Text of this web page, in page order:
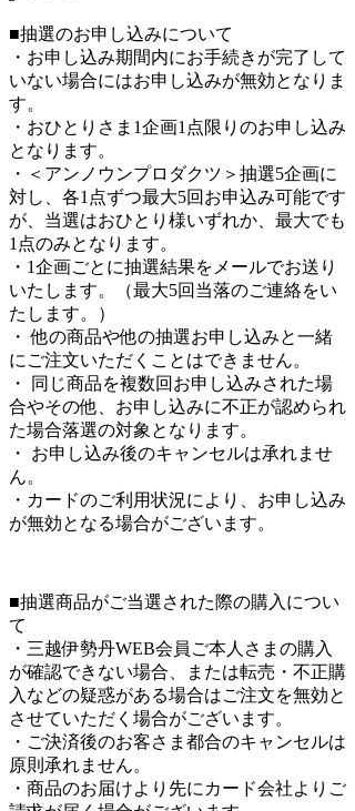
■抽選のお申し込みについて
・お申し込み期間内にお手続きが完了して
いない場合にはお申し込みが無効となりま
す。
・おひとりさま1企画1点限りのお申し込み
となります。
・＜アンノウンプロダクツ＞抽選5企画に
対し、各1点ずつ最大5回お申込み可能です
が、当選はおひとり様いずれか、最大でも
1点のみとなります。
・1企画ごとに抽選結果をメールでお送り
いたします。（最大5回当落のご連絡をい
たします。）
・ 他の商品や他の抽選お申し込みと一緒
にご注文いただくことはできません。
・ 同じ商品を複数回お申し込みされた場
合やその他、お申し込みに不正が認められ
た場合落選の対象となります。
・ お申し込み後のキャンセルは承れませ
ん。
・カードのご利用状況により、お申し込み
が無効となる場合がございます。
■抽選商品がご当選された際の購入につい
て
・三越伊勢丹WEB会員ご本人さまの購入
が確認できない場合、または転売・不正購
入などの疑惑がある場合はご注文を無効と
させていただく場合がございます。
・ご決済後のお客さま都合のキャンセルは
原則承れません。
・商品のお届けより先にカード会社よりご